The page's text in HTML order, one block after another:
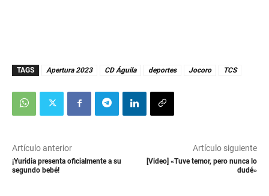
TAGS Apertura 2023 CD Águila deportes Jocoro TCS
Artículo anterior
¡Yuridia presenta oficialmente a su
segundo bebé!
Artículo siguiente
[Video] «Tuve temor, pero nunca lo
dudé»